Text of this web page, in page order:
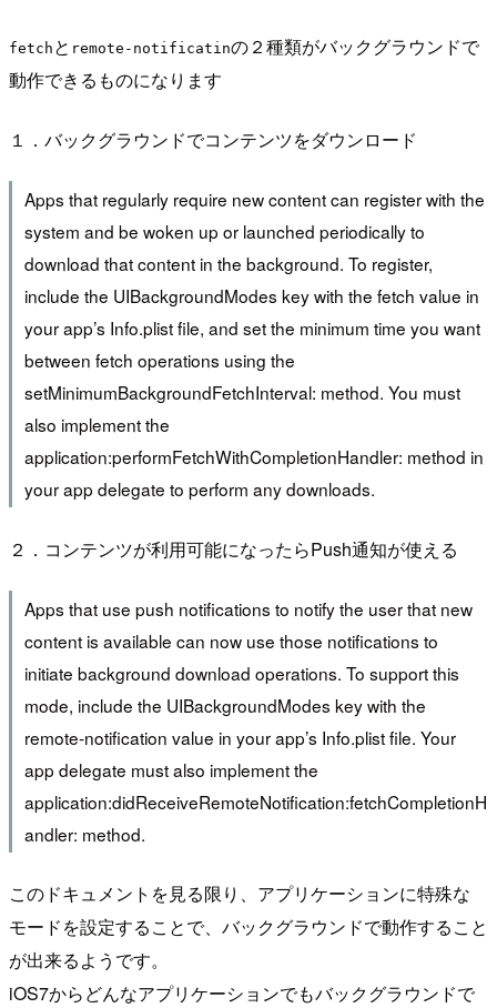
fetch と remote-notificatinの２種類がバックグラウンドで
動作できるものになります
１．バックグラウンドでコンテンツをダウンロード
Apps that regularly require new content can register with the
system and be woken up or launched periodically to
download that content in the background. To register,
include the UIBackgroundModes key with the fetch value in
your app’s Info.plist file, and set the minimum time you want
between fetch operations using the
setMinimumBackgroundFetchInterval: method. You must
also implement the
application:performFetchWithCompletionHandler: method in
your app delegate to perform any downloads.
２．コンテンツが利用可能になったらPush通知が使える
Apps that use push notifications to notify the user that new
content is available can now use those notifications to
initiate background download operations. To support this
mode, include the UIBackgroundModes key with the
remote-notification value in your app’s Info.plist file. Your
app delegate must also implement the
application:didReceiveRemoteNotification:fetchCompletionH
andler: method.
このドキュメントを見る限り、アプリケーションに特殊な
モードを設定することで、バックグラウンドで動作すること
が出来るようです。
iOS7からどんなアプリケーションでもバックグラウンドで